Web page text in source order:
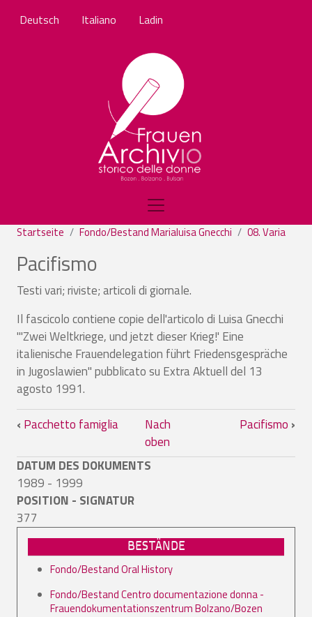
Deutsch Italiano Ladin
Startseite Fondo/Bestand Marialuisa Gnecchi 08. Varia
Pacifismo
Testi vari; riviste; articoli di giornale.
Il fascicolo contiene copie dell'articolo di Luisa Gnecchi
"'Zwei Weltkriege, und jetzt dieser Krieg!' Eine
italienische Frauendelegation führt Friedensgespräche
in Jugoslawien" pubblicato su Extra Aktuell del 13
agosto 1991.
Links für das Blättern im Buch
‹ Pacchetto famiglia
Nach
oben
Pacifismo ›
DATUM DES DOKUMENTS
1989 - 1999
POSITION - SIGNATUR
377
BESTÄNDE
Fondo/Bestand Oral History
Fondo/Bestand Centro documentazione donna -
Frauendokumentationszentrum Bolzano/Bozen